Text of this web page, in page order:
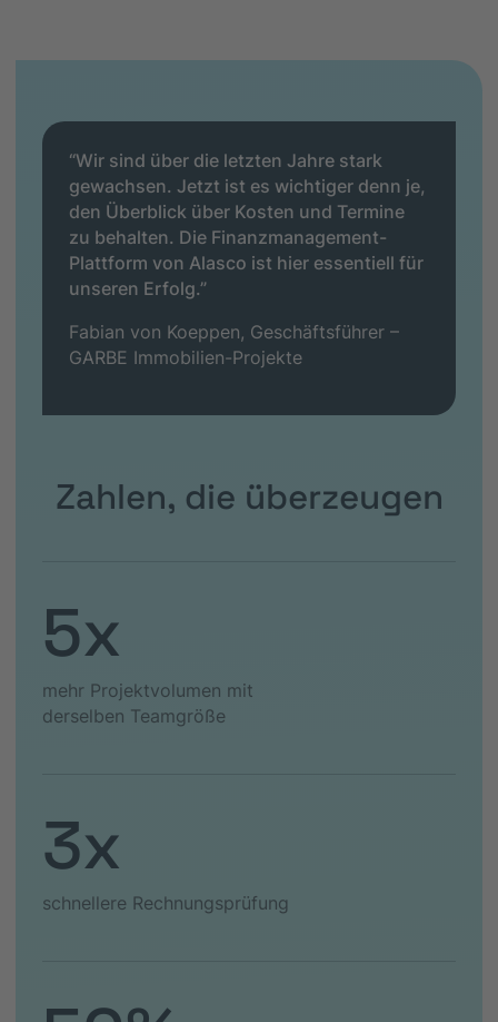
“Wir sind über die letzten Jahre stark
gewachsen. Jetzt ist es wichtiger denn je,
den Überblick über Kosten und Termine
zu behalten. Die Finanzmanagement-
Plattform von Alasco ist hier essentiell für
unseren Erfolg.”
Fabian von Koeppen, Geschäftsführer –
GARBE Immobilien-Projekte
Zahlen, die überzeugen
5x
mehr Projektvolumen mit
derselben Teamgröße
3x
schnellere Rechnungsprüfung